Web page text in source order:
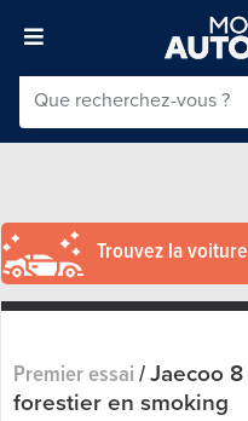
Trouvez la
Premier essai/Jaecoo
forestier en smoking